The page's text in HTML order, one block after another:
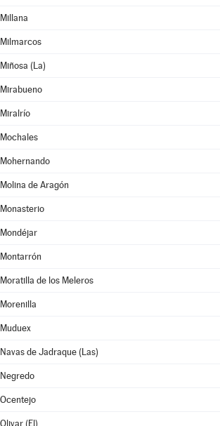
Millana
Milmarcos
Miñosa (La)
Mirabueno
Miralrío
Mochales
Mohernando
Molina de Aragón
Monasterio
Mondéjar
Montarrón
Moratilla de los Meleros
Morenilla
Muduex
Navas de Jadraque (Las)
Negredo
Ocentejo
Olivar (El)